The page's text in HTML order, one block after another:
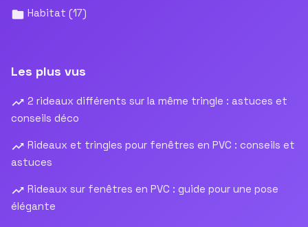
Habitat (17)
Les plus vus
2 rideaux différents sur la même tringle : astuces et
conseils déco
Rideaux et tringles pour fenêtres en PVC : conseils et
astuces
Rideaux sur fenêtres en PVC : guide pour une pose
élégante